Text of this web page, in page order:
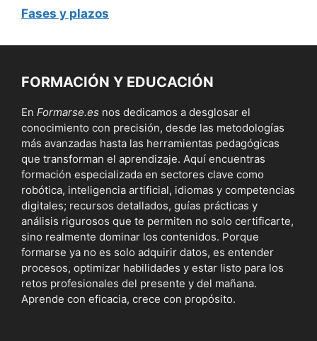
Fases y plazos
FORMACIÓN Y EDUCACIÓN
En Formarse.es nos dedicamos a desglosar el
conocimiento con precisión, desde las metodologías
más avanzadas hasta las herramientas pedagógicas
que transforman el aprendizaje. Aquí encuentras
formación especializada en sectores clave como
robótica, inteligencia artificial, idiomas y competencias
digitales; recursos detallados, guías prácticas y
análisis rigurosos que te permiten no solo certificarte,
sino realmente dominar los contenidos. Porque
formarse ya no es solo adquirir datos, es entender
procesos, optimizar habilidades y estar listo para los
retos profesionales del presente y del mañana.
Aprende con eficacia, crece con propósito.